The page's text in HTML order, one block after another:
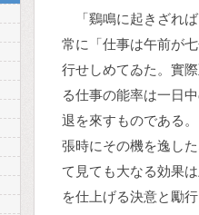
「鷄鳴に起きざれ
常に「仕事は午前が
行せしめてゐた。實
る仕事の能率は一日
退を來すものである
張時にその機を逸し
て見ても大なる効果
を仕上げる決意と勵